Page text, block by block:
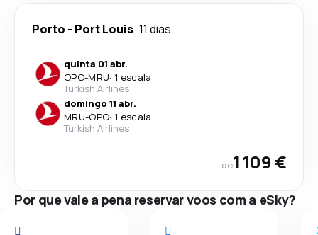
Porto - Port Louis 11 dias
quinta 01 abr.
OPO-MRU· 1 escala
Turkish Airlines
domingo 11 abr.
MRU-OPO· 1 escala
Turkish Airlines
de1 109 €
Por que vale a pena reservar voos com a eSky?